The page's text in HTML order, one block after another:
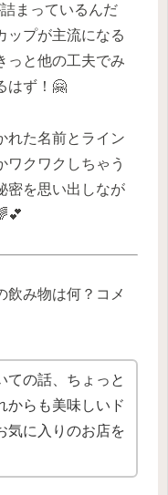
まっているんだ
ップが主流になる
っと他の工夫でみ
はず！🤗
れた名前とライン
ワクワクしちゃう
密を思い出しなが
飲み物は何？コメ
ての話、ちょっと
からも美味しいド
気に入りのお店を